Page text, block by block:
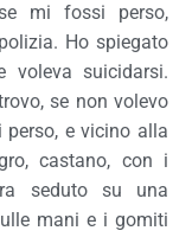
mi fossi perso,
Ho spiegato
voleva suicidarsi.
se non volevo
perso, e vicino alla
castano, con i
seduto su una
mani e i gomiti